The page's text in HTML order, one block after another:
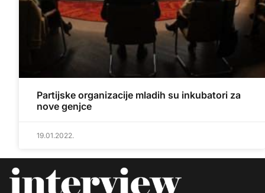
Partijske organizacije mladih su inkubatori za
nove genjce
19.01.2022.